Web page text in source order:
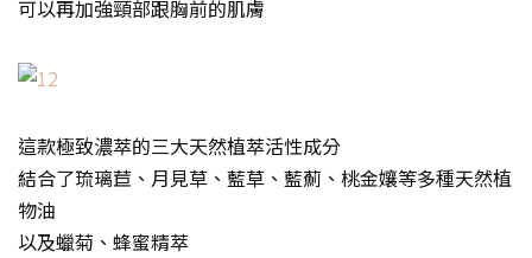
可以再加強頸部跟胸前的肌膚
這款極致濃萃的三大天然植萃活性成分
結合了琉璃苣、月見草、藍草、藍薊、桃金孃等多種天然植
物油
以及蠟菊、蜂蜜精萃